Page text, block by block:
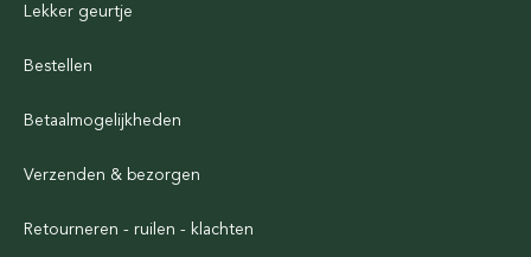
Lekker geurtje
Bestellen
Betaalmogelijkheden
Verzenden & bezorgen
Retourneren - ruilen - klachten